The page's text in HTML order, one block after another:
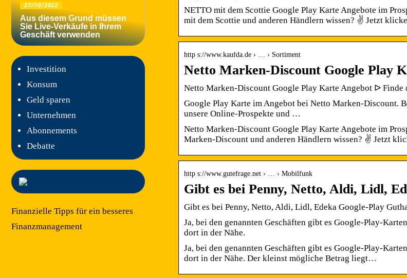
NETTO mit dem Scottie Google Play Karte Angebote im
mit dem Scottie und anderen Händlern wissen? ✌ Jetzt
http s://www.kaufda.de › … › Sortiment
Netto Marken-Discount Google Play
Netto Marken-Discount Google Play Karte Angebot ᐅ Finde
Google Play Karte im Angebot bei Netto Marken-Discount.
unsere Online-Prospekte und …
Netto Marken-Discount Google Play Karte Angebote im
Marken-Discount und anderen Händlern wissen? ✌ Jetzt
http s://www.gutefrage.net › … › Mobilfunk
Gibt es bei Penny, Netto, Aldi, Lidl,
Gibt es bei Penny, Netto, Aldi, Lidl, Edeka Google-Play
Ja, bei den genannten Geschäften gibt es Google-Play-
dort in der Nähe.
Ja, bei den genannten Geschäften gibt es Google-Play-
dort in der Nähe. Der kleinst mögliche Betrag liegt…
27/10/2022
Aus diesem Grund müssen
Sie Live-Verkäufe in Ihrem
Geschäft verwenden
Investition
Konsum
Geld sparen
Unternehmen
Abonnements
Debatte
Finanzielle Tipps für ein besseres
Finanzmanagement